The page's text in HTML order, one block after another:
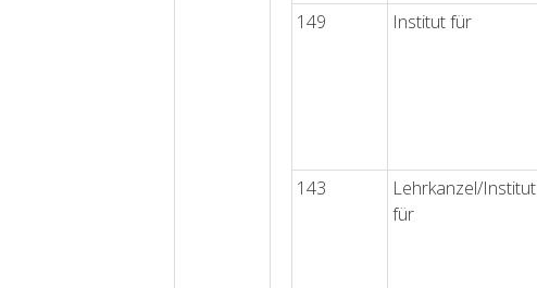
149 Institut für
143
Lehrkanzel/Institut
für